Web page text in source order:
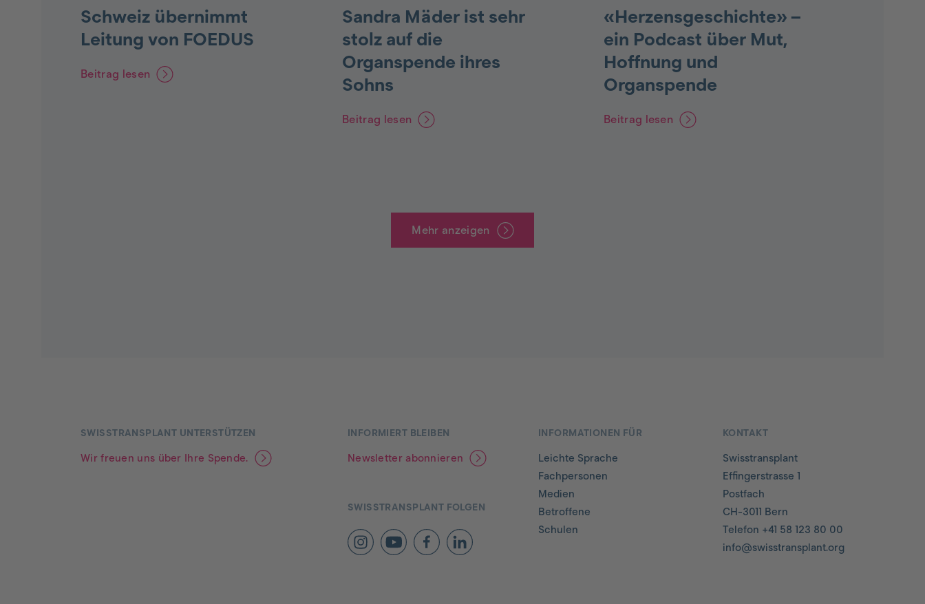
Schweiz übernimmt
Leitung von FOEDUS
Beitrag lesen
Sandra Mäder ist sehr
stolz auf die
Organspende ihres
Sohns
Beitrag lesen
«Herzensgeschichte» –
ein Podcast über Mut,
Hoffnung und
Organspende
Beitrag lesen
Mehr anzeigen
SWISSTRANSPLANT UNTERSTÜTZEN
Wir freuen uns über Ihre Spende.
INFORMIERT BLEIBEN
Newsletter abonnieren
SWISSTRANSPLANT FOLGEN
INFORMATIONEN FÜR
Leichte Sprache
Fachpersonen
Medien
Betroffene
Schulen
KONTAKT
Swisstransplant
Effingerstrasse 1
Postfach
CH-3011 Bern
Telefon +41 58 123 80 00
info@swisstransplant.org